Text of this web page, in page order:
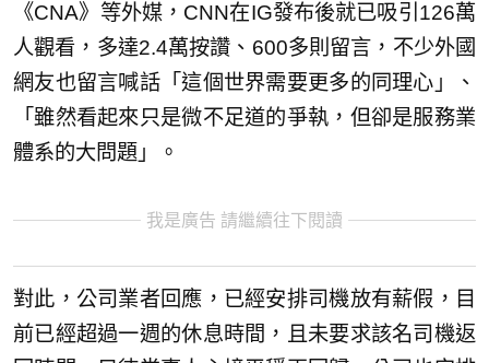
《CNA》等外媒，CNN在IG發布後就已吸引126萬
人觀看，多達2.4萬按讚、600多則留言，不少外國
網友也留言喊話「這個世界需要更多的同理心」、
「雖然看起來只是微不足道的爭執，但卻是服務業
體系的大問題」。
我是廣告 請繼續往下閱讀
對此，公司業者回應，已經安排司機放有薪假，目
前已經超過一週的休息時間，且未要求該名司機返